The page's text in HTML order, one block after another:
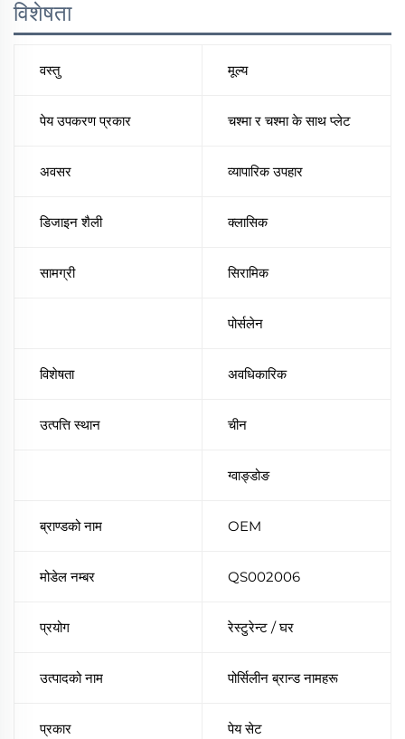
विशेषता
वस्तु मूल्य
पेय उपकरण प्रकार चश्मा र चश्मा के साथ प्लेट
अवसर व्यापारिक उपहार
डिजाइन शैली क्लासिक
सामग्री सिरामिक
पोर्सलेन
विशेषता अवधिकारिक
उत्पत्ति स्थान चीन
ग्वाङ्डोङ
ब्राण्डको नाम OEM
मोडेल नम्बर QS002006
प्रयोग रेस्टुरेन्ट / घर
उत्पादको नाम पोर्सिलीन ब्रान्ड नामहरू
प्रकार पेय सेट